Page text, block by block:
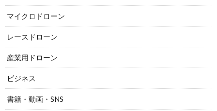
マイクロドローン
レースドローン
産業用ドローン
ビジネス
書籍・動画・SNS